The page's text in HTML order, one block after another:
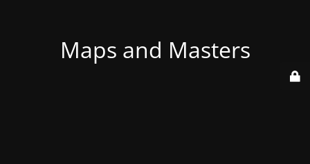
Maps and Masters